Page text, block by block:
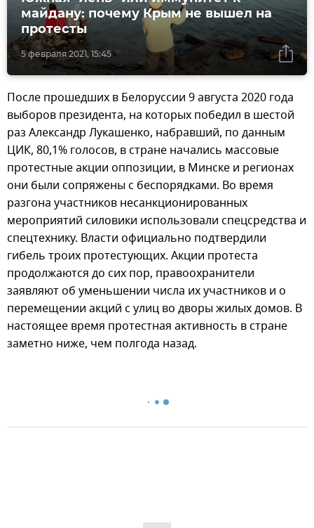
5 февраля 2021, 15:45
майдану: почему Крым не вышел на
протесты
После прошедших в Белоруссии 9 августа 2020 года
выборов президента, на которых победил в шестой
раз Александр Лукашенко, набравший, по данным
ЦИК, 80,1% голосов, в стране начались массовые
протестные акции оппозиции, в Минске и регионах
они были сопряжены с беспорядками. Во время
разгона участников несанкционированных
мероприятий силовики использовали спецсредства и
спецтехнику. Власти официально подтвердили
гибель троих протестующих. Акции протеста
продолжаются до сих пор, правоохранители
заявляют об уменьшении числа их участников и о
перемещении акций с улиц во дворы жилых домов. В
настоящее время протестная активность в стране
заметно ниже, чем полгода назад.